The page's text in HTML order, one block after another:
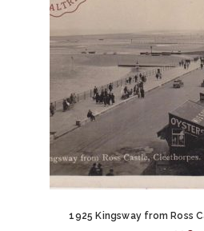
1925 Kingsway from Ross